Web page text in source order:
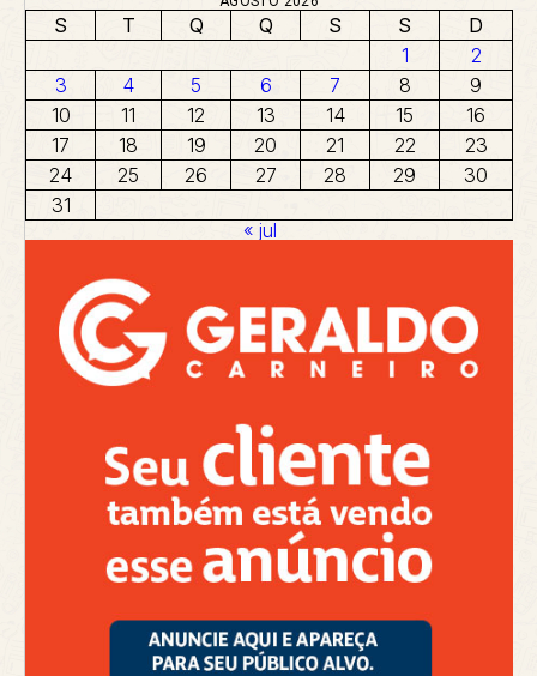
S T Q Q S S
D
1
2
3
4 5 6 7 8
9
10
11 12 13 14 15
16
17
18 19 20 21 22
23
24
25 26 27 28 29
30
31
« jul